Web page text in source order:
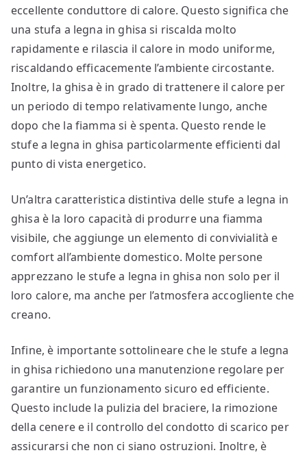
eccellente conduttore di calore. Questo significa che
una stufa a legna in ghisa si riscalda molto
rapidamente e rilascia il calore in modo uniforme,
riscaldando efficacemente l’ambiente circostante.
Inoltre, la ghisa è in grado di trattenere il calore per
un periodo di tempo relativamente lungo, anche
dopo che la fiamma si è spenta. Questo rende le
stufe a legna in ghisa particolarmente efficienti dal
punto di vista energetico.
Un’altra caratteristica distintiva delle stufe a legna in
ghisa è la loro capacità di produrre una fiamma
visibile, che aggiunge un elemento di convivialità e
comfort all’ambiente domestico. Molte persone
apprezzano le stufe a legna in ghisa non solo per il
loro calore, ma anche per l’atmosfera accogliente che
creano.
Infine, è importante sottolineare che le stufe a legna
in ghisa richiedono una manutenzione regolare per
garantire un funzionamento sicuro ed efficiente.
Questo include la pulizia del braciere, la rimozione
della cenere e il controllo del condotto di scarico per
assicurarsi che non ci siano ostruzioni. Inoltre, è